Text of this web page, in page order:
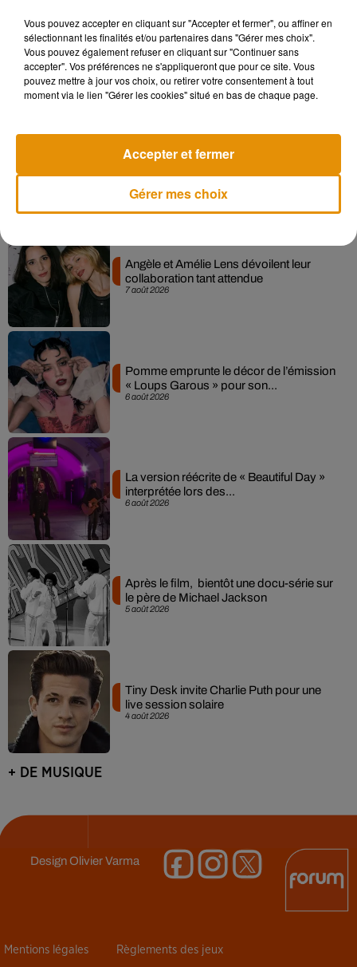
Musique
Madonna sort enfin le remix de « Love
7 août 2026
Angèle et Amélie Lens dévoilent leur
collaboration tant attendue
6 août 2026
Pomme emprunte le décor de l’émission
« Loups Garous » pour son...
6 août 2026
La version réécrite de « Beautiful Day »
interprétée lors des...
5 août 2026
Après le film, bientôt une docu-série sur
le père de Michael Jackson
4 août 2026
Tiny Desk invite Charlie Puth pour une
live session solaire
+ DE MUSIQUE
DesignOlivier Varma
Mentions légales Règlements des jeux
Vous pouvez accepter en cliquant sur "Accepter et fermer", ou affiner en
sélectionnant les finalités et/ou partenaires dans "Gérer mes choix".
Vous pouvez également refuser en cliquant sur "Continuer sans
accepter". Vos préférences ne s'appliqueront que pour ce site. Vous
pouvez mettre à jour vos choix, ou retirer votre consentement à tout
moment via le lien "Gérer les cookies" situé en bas de chaque page.
Gérer mes choix
Accepter et fermer